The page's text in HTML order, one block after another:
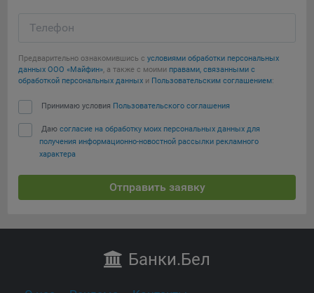
Телефон
Предварительно ознакомившись с условиями обработки персональных
данных ООО «Майфин», а также с моими правами, связанными с
обработкой персональных данных и Пользовательским соглашением:
Принимаю условия Пользовательского соглашения
Даю согласие на обработку моих персональных данных для
получения информационно-новостной рассылки рекламного
характера
Отправить заявку
Банки.Бел